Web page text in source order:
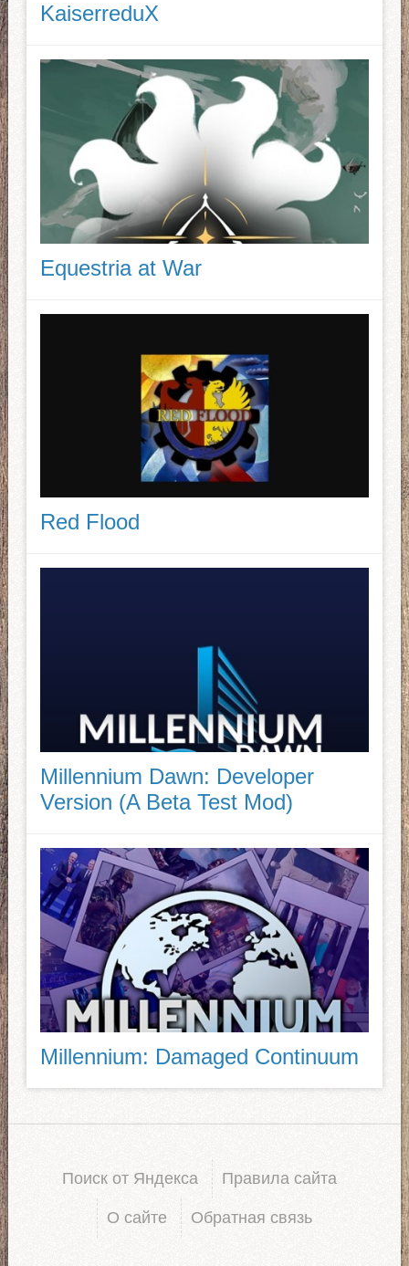
KaiserreduX
Equestria at War
Red Flood
Millennium Dawn: Developer
Version (A Beta Test Mod)
Millennium: Damaged Continuum
Поиск от Яндекса Правила сайта
О сайте Обратная связь